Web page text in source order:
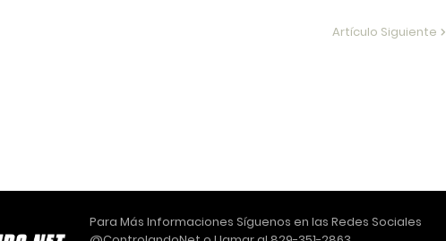
Artículo Siguiente
Para Más Informaciones Síguenos en las Redes Sociales